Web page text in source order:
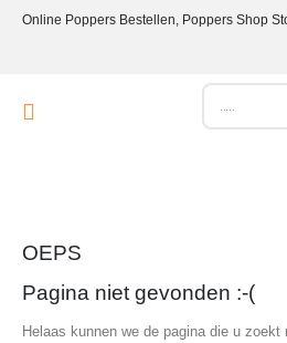
Online Poppers Bestellen, Poppers Shop
OEPS
Pagina niet gevonden :-(
Helaas kunnen we de pagina die u zoekt